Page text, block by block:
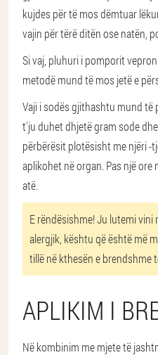
kujdes për të mos dëmtuar
vajin për tërë ditën ose natën,
Si vaj, pluhuri i pomporit
metodë mund të mos jetë e
Vaji i sodës gjithashtu mund të
t'ju duhet dhjetë gram sode
përbërësit plotësisht me njëri -
aplikohet në organ. Pas një ore
atë.
E rëndësishme!Ju lutemi vini
alergjik, kështu që është më
tillë në kthesën e brendshme
APLIKIM I
Në kombinim me mjete të